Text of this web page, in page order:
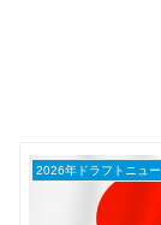
2026年ドラフトニュー